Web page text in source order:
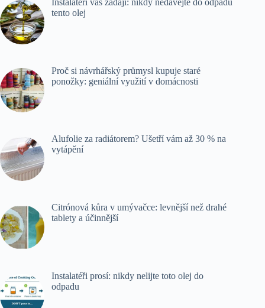
tento olej
Proč si návrhářský průmysl kupuje staré
ponožky: geniální využití v domácnosti
Alufolie za radiátorem? Ušetří vám až 30 % na
vytápění
Citrónová kůra v umývačce: levnější než drahé
tablety a účinnější
Instalatéři prosí: nikdy nelijte toto olej do
odpadu